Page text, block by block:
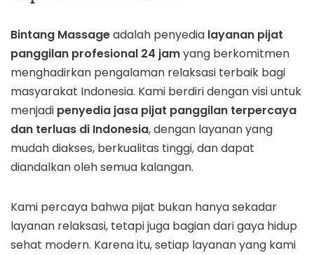
Bintang Massageadalah penyedia layanan pijat
panggilan profesional 24 jamyang berkomitmen
menghadirkan pengalaman relaksasi terbaik bagi
masyarakat Indonesia. Kami berdiri dengan visi untuk
menjadi penyedia jasa pijat panggilan terpercaya
dan terluas di Indonesia, dengan layanan yang
mudah diakses, berkualitas tinggi, dan dapat
diandalkan oleh semua kalangan.
Kami percaya bahwa pijat bukan hanya sekadar
layanan relaksasi, tetapi juga bagian dari gaya hidup
sehat modern. Karena itu, setiap layanan yang kami